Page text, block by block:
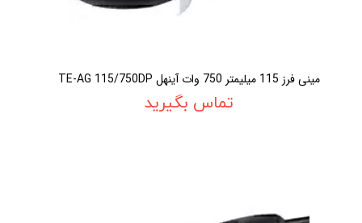
مينی فرز 115 ميليمتر 750 وات آينهل TE-AG 115/750DP
تماس بگیرید